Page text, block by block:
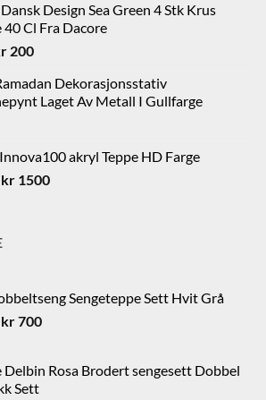
var:
kr 1700.
er:
kr 1400.
Design Sea Green 4 Stk Krus
40 Cl Fra Dacore
300.
200Nåværende
er:
kr 200.
Dekorasjonsstativ
Laget Av Metall I Gullfarge
akryl Teppe HD Farge
Opprinnelig
kr 3000.
kr1500Nåværende
Sengeteppe Sett Hvit Grå
Opprinnelig
kr 1100.
kr700Nåværende
kr 700.
Delbin Rosa Brodert sengesett Dobbel
Sett